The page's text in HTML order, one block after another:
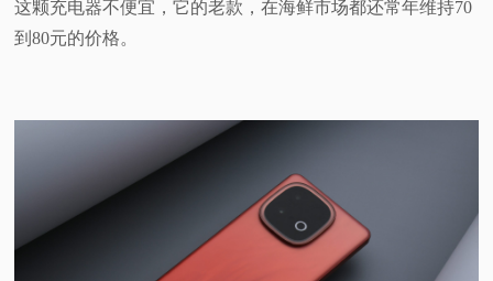
这颗充电器不便宜，它的老款，在海鲜市场都还常年维持70
到80元的价格。